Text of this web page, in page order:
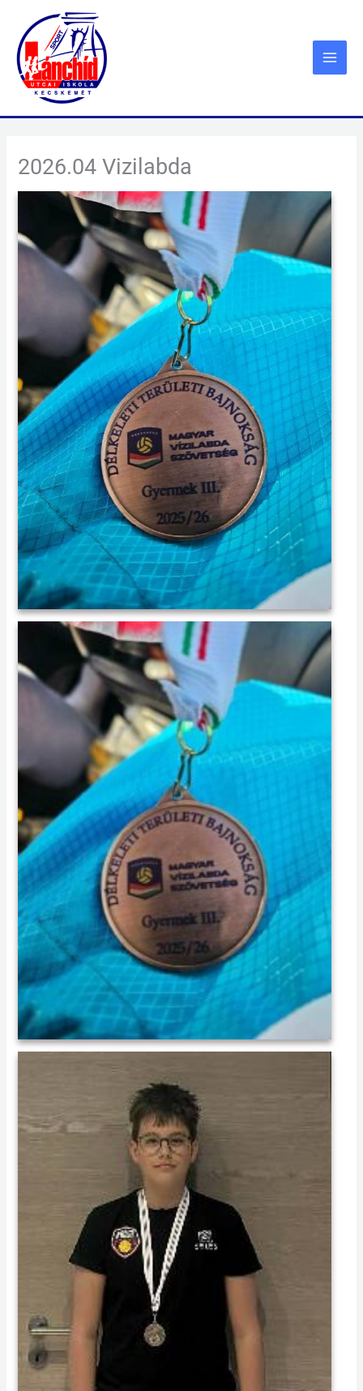
content
2026.04 Vizilabda